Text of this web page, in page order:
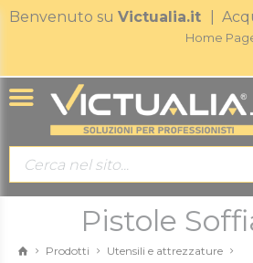
Benvenuto su Victualia.it |
Home
Pistole
Prodotti
Utensili e attrezzature